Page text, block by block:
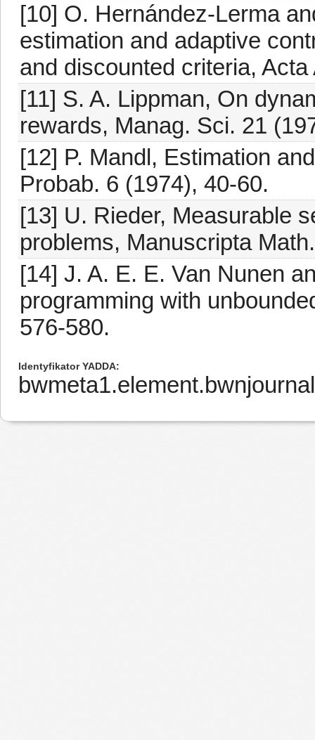
[10] O. Hernández-Lerma
estimation and adaptive
and discounted criteria,
[11] S. A. Lippman, On
rewards, Manag. Sci. 21
[12] P. Mandl, Estimation
Probab. 6 (1974), 40-60.
[13] U. Rieder, Measurable
problems, Manuscripta
[14] J. A. E. E. Van Nunen
programming with
576-580.
Identyfikator YADDA